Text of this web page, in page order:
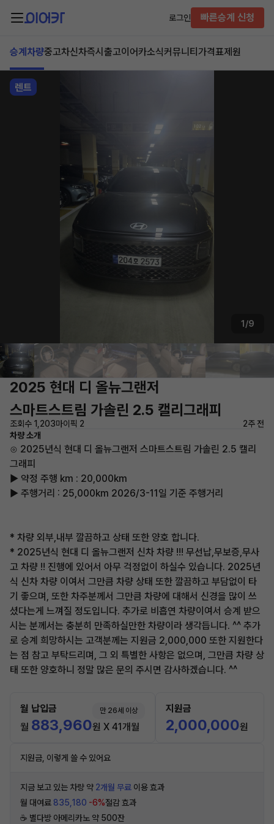
로그인 빠른승계 신청
승계차량중고차신차즉시출고이어카소식커뮤니티 가격표제원
렌트
1/9
2025 현대 디 올뉴그랜저
스마트스트림 가솔린 2.5 캘리그래피
조회수 1,203마이픽 2
2주 전
차량 소개
⊙ 2025년식 현대 디 올뉴그랜저 스마트스트림 가솔린 2.5 캘리
그래피
▶ 약정 주행 km : 20,000km
▶ 주행거리 : 25,000km 2026/3-11일 기준 주행거리
* 차량 외부,내부 깔끔하고 상태 또한 양호 합니다.
* 2025년식 현대 디 올뉴그랜저 신차 차량 !!! 무선납,무보증,무사
고 차량 !! 진행에 있어서 아무 걱정없이 하실수 있습니다. 2025년
식 신차 차량 이여서 그만큼 차량 상태 또한 깔끔하고 부담없이 타
기 좋으며, 또한 차주분께서 그만큼 차량에 대해서 신경을 많이 쓰
셨다는게 느껴질 정도입니다. 추가로 비흡연 차량이여서 승계 받으
시는 분께서는 충분히 만족하실만한 차량이라 생각듭니다. ^^ 추가
로 승계 희망하시는 고객분께는 지원금 2,000,000 또한 지원한다
는 점 참고 부탁드리며, 그 외 특별한 사항은 없으며, 그만큼 차량 상
태 또한 양호하니 정말 많은 문의 주시면 감사하겠습니다. ^^
월 납입금 만 26세 이상
월 883,960원 X 41개월
지원금
2,000,000원
지원금, 이렇게 쓸 수 있어요
지금 보고 있는 차량 약 2개월 무료 이용 효과
월 대여료 835,180 -6%절감 효과
☕️ 별다방 아메리카노 약 500잔